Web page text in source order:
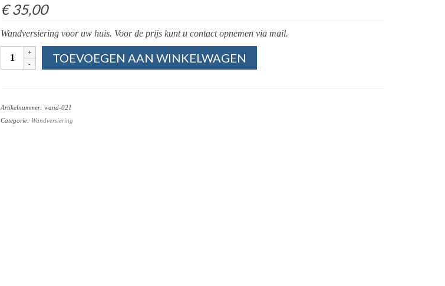
€35,00
Wandversiering voor uw huis. Voor de prijs kunt u contact opnemen via mail.
Wanddecoratie
aantal
TOEVOEGEN AAN WINKELWAGEN
Artikelnummer: wand-021
Categorie: Wandversiering